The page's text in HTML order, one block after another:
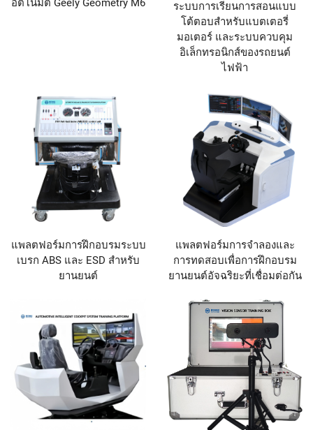
อัตโนมัติ Geely Geometry M6
ระบบการเรียนการสอนแบบ
โต้ตอบสำหรับแบตเตอรี่
มอเตอร์ และระบบควบคุม
อิเล็กทรอนิกส์ของรถยนต์
ไฟฟ้า
แพลตฟอร์มการฝึกอบรมระบบ
เบรก ABS และ ESD สำหรับ
ยานยนต์
แพลตฟอร์มการจำลองและ
การทดสอบเพื่อการฝึกอบรม
ยานยนต์อัจฉริยะที่เชื่อมต่อกัน